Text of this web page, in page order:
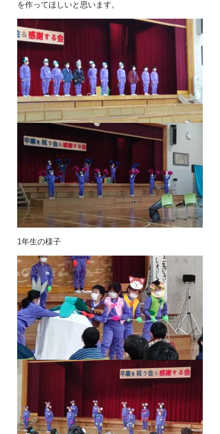
を作ってほしいと思います。
1年生の様子